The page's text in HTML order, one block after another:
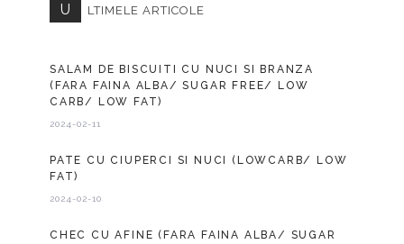
U LTIMELE ARTICOLE
SALAM DE BISCUITI CU NUCI SI BRANZA
(FARA FAINA ALBA/ SUGAR FREE/ LOW
CARB/ LOW FAT)
2024-02-11
PATE CU CIUPERCI SI NUCI (LOWCARB/ LOW
FAT)
2024-02-10
CHEC CU AFINE (FARA FAINA ALBA/ SUGAR